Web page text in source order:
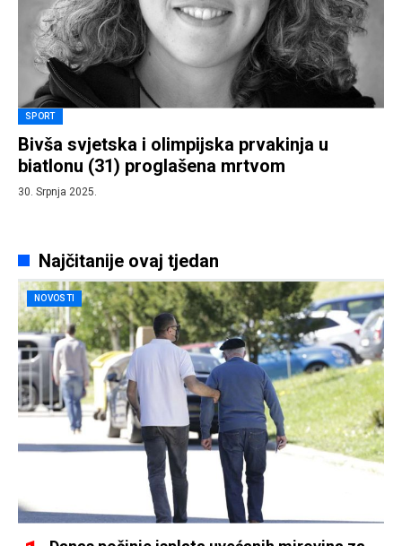
SPORT
Bivša svjetska i olimpijska prvakinja u
biatlonu (31) proglašena mrtvom
30. Srpnja 2025.
Najčitanije ovaj tjedan
NOVOSTI